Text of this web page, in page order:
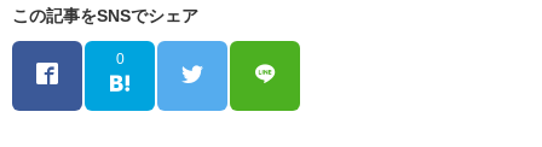
この記事をSNSでシェア
0